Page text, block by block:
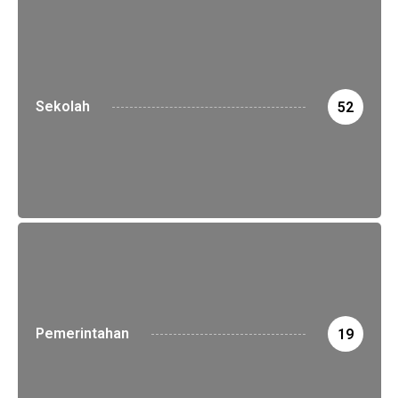
Sekolah 52
Pemerintahan 19